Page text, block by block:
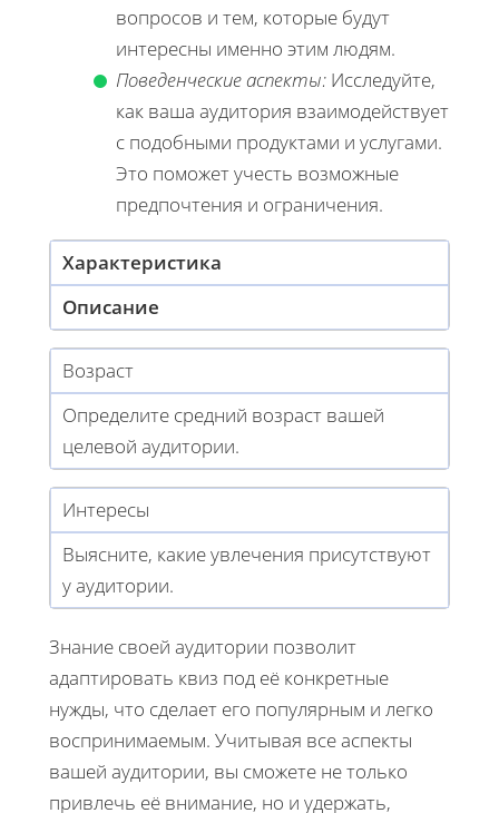
вопросов и тем, которые будут
интересны именно этим людям.
Поведенческие аспекты: Исследуйте,
как ваша аудитория взаимодействует
с подобными продуктами и услугами.
Это поможет учесть возможные
предпочтения и ограничения.
Характеристика
Описание
Возраст
Определите средний возраст вашей
целевой аудитории.
Интересы
Выясните, какие увлечения присутствуют
у аудитории.
Знание своей аудитории позволит
адаптировать квиз под её конкретные
нужды, что сделает его популярным и легко
воспринимаемым. Учитывая все аспекты
вашей аудитории, вы сможете не только
привлечь её внимание, но и удержать,